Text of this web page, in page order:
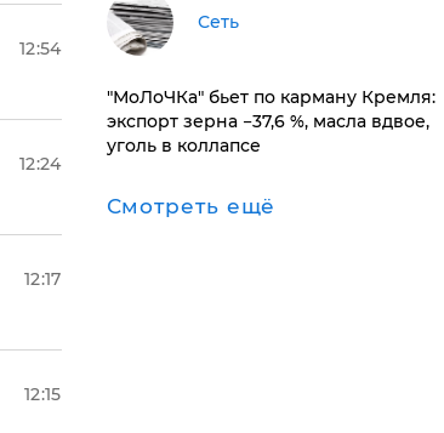
12:54
12:24
12:17
12:15
Сеть
​"МоЛоЧКа" бьет по карману Кремля:
экспорт зерна −37,6 %, масла вдвое,
уголь в коллапсе
Смотреть ещё